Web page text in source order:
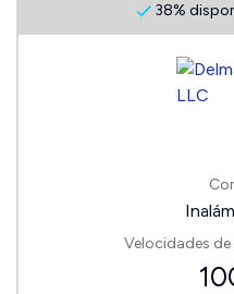
38%
Velocidades